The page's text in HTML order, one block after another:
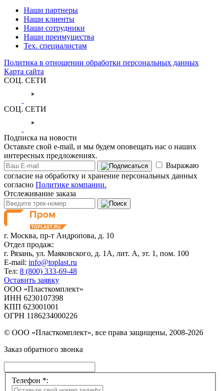
Наши партнеры
Наши клиенты
Наши сотрудники
Наши преимущества
Тех. специалистам
Политика в отношении обработки персональных данных
Карта сайта
СОЦ. СЕТИ
СОЦ. СЕТИ
Подписка на новости
Оставьте свой e-mail, и мы будем оповещать нас о наших
интересных предложениях.
Выражаю
согласие на обработку и хранение персональных данных
согласно Политике компании.
Отслеживание заказа
г. Москва, пр-т Андропова, д. 10
Отдел продаж:
г. Рязань, ул. Маяковского, д. 1А, лит. А, эт. 1, пом. 100
E-mail: info@toplast.ru
Тел: 8 (800) 333-69-48
Оставить заявку
ООО «Пласткомплект»
ИНН 6230107398
КПП 623001001
ОГРН 1186234000226
© ООО «Пласткомплект», все права защищены, 2008-2026
Заказ обратного звонка
Телефон *: